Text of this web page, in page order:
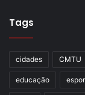
Tags
cidades CMTU
educação